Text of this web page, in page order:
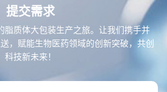
提交需求
脂质体大包装生产之旅。让我们携手并
，赋能生物医药领域的创新突破，共创
科技新未来！